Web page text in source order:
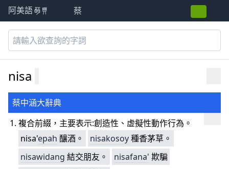
阿美語萌典 蔡
nisa
蔡中涵大辭典
複合前綴，主要表示:創造性、虚擬性動作行為。
nisa'epah 釀酒。 nisakosoy種香茅草。
nisawidang 結交朋友。 nisafana' 欺騙